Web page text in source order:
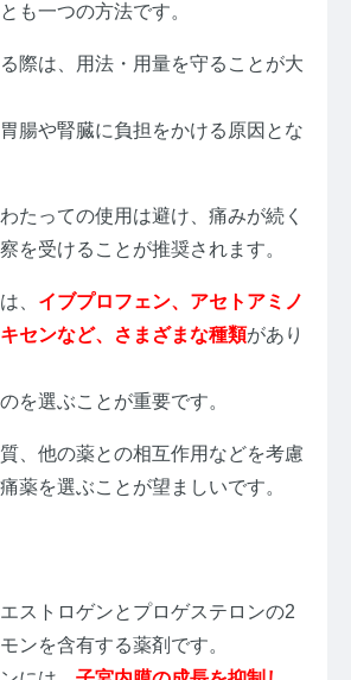
も一つの方法です。
際は、用法・用量を守ることが大
腸や腎臓に負担をかける原因とな
たっての使用は避け、痛みが続く
を受けることが推奨されます。
、 イブプロフェン、アセトアミノ
センなど、さまざまな種類があり
を選ぶことが重要です。
、他の薬との相互作用などを考慮
薬を選ぶことが望ましいです。
ストロゲンとプロゲステロンの2
ンを含有する薬剤です。